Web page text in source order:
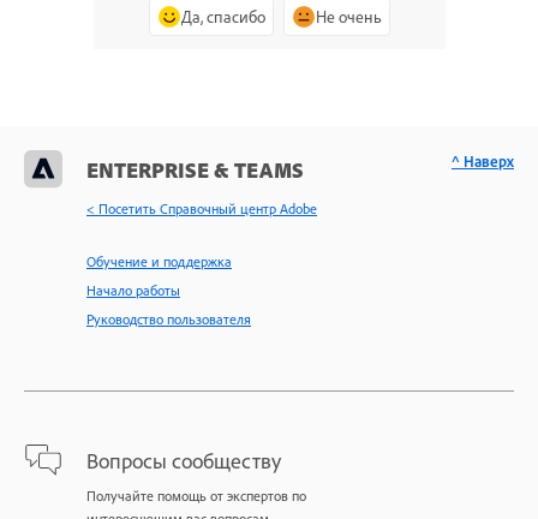
Да, спасибо Не очень
ENTERPRISE & TEAMS
< Посетить Справочный центр Adobe
Обучение и поддержка
Начало работы
Руководство пользователя
Вопросы сообществу
Получайте помощь от экспертов по
^ Наверх